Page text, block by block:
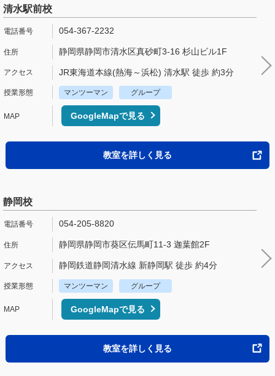
清水駅前校
054-367-2232
静岡県静岡市清水区真砂町3-16 杉山ビル1F
JR東海道本線(熱海～浜松) 清水駅 徒歩 約3分
マンツーマン グループ
GoogleMapで見る
教室を詳しく見る
静岡校
054-205-8820
静岡県静岡市葵区伝馬町11-3 迦葉館2F
静岡鉄道静岡清水線 新静岡駅 徒歩 約4分
マンツーマン グループ
GoogleMapで見る
教室を詳しく見る